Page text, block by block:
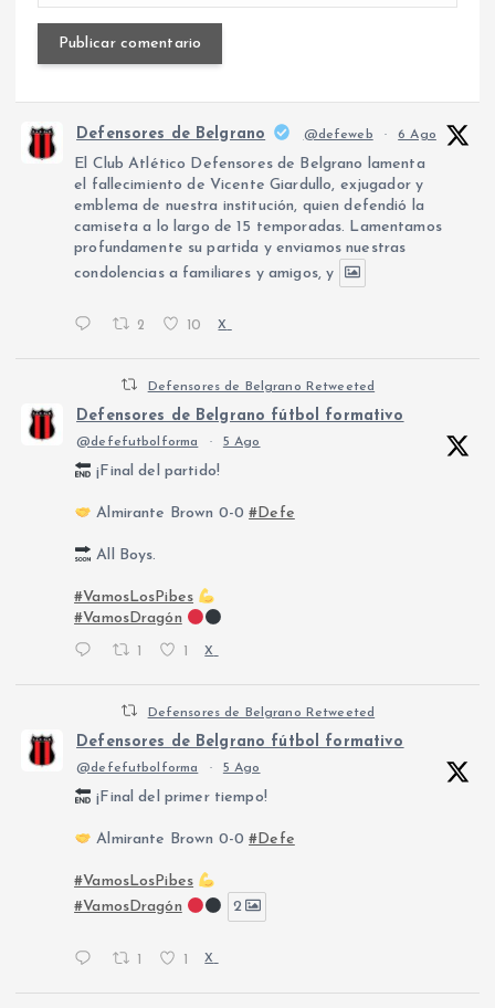
Defensores de Belgrano @defeweb · 6 Ago
El Club Atlético Defensores de Belgrano lamenta
el fallecimiento de Vicente Giardullo, exjugador y
emblema de nuestra institución, quien defendió la
camiseta a lo largo de 15 temporadas. Lamentamos
profundamente su partida y enviamos nuestras
condolencias a familiares y amigos, y
2 10 X
Defensores de Belgrano Retweeted
Defensores de Belgrano fútbol formativo
@defefutbolforma · 5 Ago
¡Final del partido!
Almirante Brown 0-0#Defe
All Boys.
#VamosLosPibes
#VamosDragón
X
Defensores de Belgrano Retweeted
Defensores de Belgrano fútbol formativo
@defefutbolforma · 5 Ago
¡Final del primer tiempo!
Almirante Brown 0-0#Defe
#VamosLosPibes
#VamosDragón
2
1 1 X